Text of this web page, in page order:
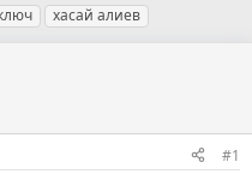
хасай алиев
#1